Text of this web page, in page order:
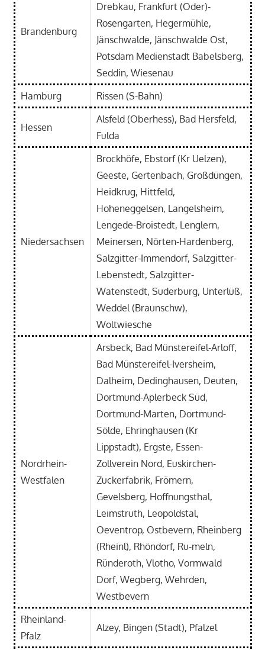
Brandenburg
Drebkau, Frankfurt (Oder)-
Rosengarten, Hegermühle,
Jänschwalde, Jänschwalde Ost,
Potsdam Medienstadt Babelsberg,
Seddin, Wiesenau
Hamburg
Rissen (S-Bahn)
Hessen
Alsfeld (Oberhess), Bad Hersfeld,
Fulda
Niedersachsen
Brockhöfe, Ebstorf (Kr Uelzen),
Geeste, Gertenbach, Großdüngen,
Heidkrug, Hittfeld,
Hoheneggelsen, Langelsheim,
Lengede-Broistedt, Lenglern,
Meinersen, Nörten-Hardenberg,
Salzgitter-Immendorf, Salzgitter-
Lebenstedt, Salzgitter-
Watenstedt, Suderburg, Unterlüß,
Weddel (Braunschw),
Woltwiesche
Nordrhein-
Westfalen
Arsbeck, Bad Münstereifel-Arloff,
Bad Münstereifel-Iversheim,
Dalheim, Dedinghausen, Deuten,
Dortmund-Aplerbeck Süd,
Dortmund-Marten, Dortmund-
Sölde, Ehringhausen (Kr
Lippstadt), Ergste, Essen-
Zollverein Nord, Euskirchen-
Zuckerfabrik, Frömern,
Gevelsberg, Hoffnungsthal,
Leimstruth, Leopoldstal,
Oeventrop, Ostbevern, Rheinberg
(Rheinl), Rhöndorf, Ru-meln,
Ründeroth, Vlotho, Vormwald
Dorf, Wegberg, Wehrden,
Westbevern
Rheinland-
Pfalz
Alzey, Bingen (Stadt), Pfalzel